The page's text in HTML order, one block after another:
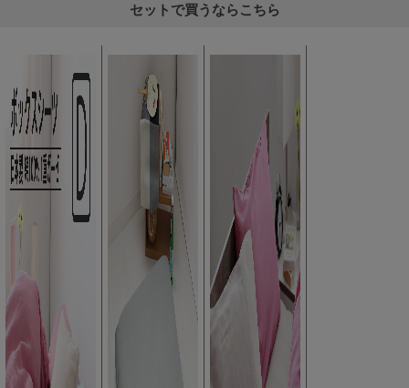
セットで買うならこちら